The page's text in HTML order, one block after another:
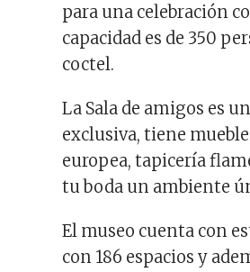
para una celebración
capacidad es de 350
coctel.
La Sala de amigos es
exclusiva, tiene
europea, tapicería
tu boda un ambiente
El museo cuenta con
con 186 espacios y